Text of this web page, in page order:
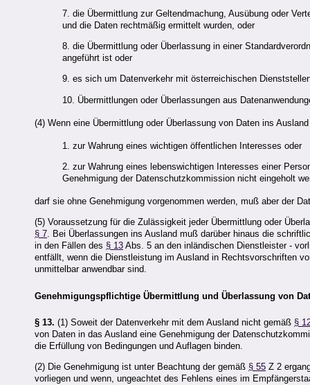
7. die Übermittlung zur Geltendmachung, Ausübung oder
und die Daten rechtmäßig ermittelt wurden, oder
8. die Übermittlung oder Überlassung in einer
angeführt ist oder
9. es sich um Datenverkehr mit österreichischen
10. Übermittlungen oder Überlassungen aus
(4) Wenn eine Übermittlung oder Überlassung von Daten ins
1. zur Wahrung eines wichtigen öffentlichen Interesses oder
2. zur Wahrung eines lebenswichtigen Interesses einer
Genehmigung der Datenschutzkommission nicht eingeholt
darf sie ohne Genehmigung vorgenommen werden, muß aber der
(5) Voraussetzung für die Zulässigkeit jeder Übermittlung oder
§ 7. Bei Überlassungen ins Ausland muß darüber hinaus die
in den Fällen des § 13 Abs. 5 an den inländischen Dienstleister -
entfällt, wenn die Dienstleistung im Ausland in Rechtsvorschriften
unmittelbar anwendbar sind.
Genehmigungspflichtige Übermittlung und Überlassung von
§ 13. (1) Soweit der Datenverkehr mit dem Ausland nicht gemäß §
von Daten in das Ausland eine Genehmigung der
die Erfüllung von Bedingungen und Auflagen binden.
(2) Die Genehmigung ist unter Beachtung der gemäß § 55 Z 2
vorliegen und wenn, ungeachtet des Fehlens eines im